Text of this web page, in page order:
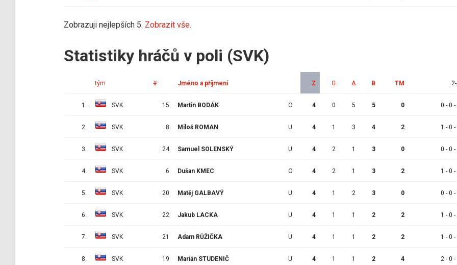
Zobrazuji nejlepších 5. Zobrazit vše.
Statistiky hráčů v poli (SVK)
tým # Jméno a příjmení Z G A B TM
1. SVK 15 Martin BODÁK O 4 0 5 5 0 0 - 0 -
2. SVK 8 Miloš ROMAN U 4 1 3 4 2 1 - 0 -
3. SVK 24 Samuel SOLENSKÝ U 4 2 1 3 0 0 - 0 -
4. SVK 6 Dušan KMEC O 4 2 1 3 2 1 - 0 -
5. SVK 20 Matěj GALBAVÝ U 4 1 2 3 0 0 - 0 -
6. SVK 22 Jakub LACKA U 4 1 1 2 2 1 - 0 -
7. SVK 21 Adam RŮŽIČKA U 4 1 1 2 2 1 - 0 -
8. SVK 19 Marián STUDENIČ U 4 1 1 2 4 2 - 0 -